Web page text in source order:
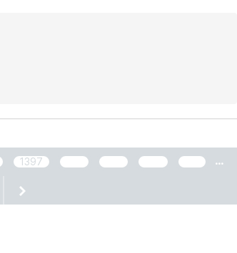
1397 ...